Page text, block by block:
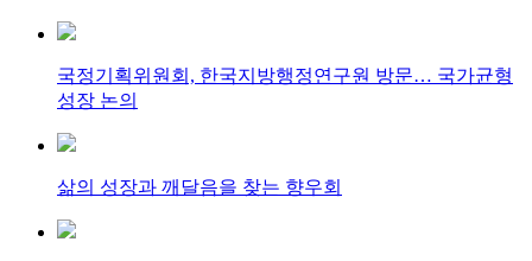
국정기획위원회, 한국지방행정연구원 방문… 국가균형
성장 논의
삶의 성장과 깨달음을 찾는 향우회